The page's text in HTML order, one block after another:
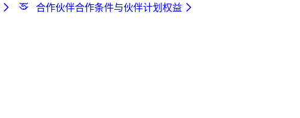
合作伙伴合作条件与伙伴计划权益